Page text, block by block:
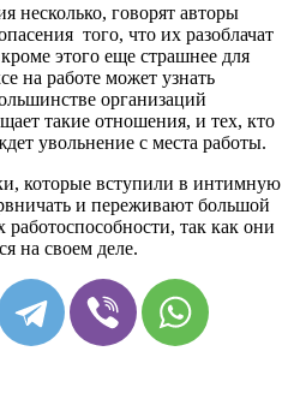
несколько, говорят авторы
того, что их разоблачат
этого еще страшнее для
на работе может узнать
организаций
такие отношения, и тех, кто
увольнение с места работы.
которые вступили в интимную
и переживают большой
работоспособности, так как они
на своем деле.